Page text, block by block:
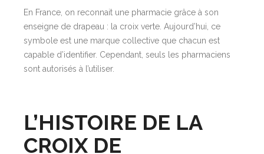
En France, on reconnait une pharmacie grâce à son
enseigne de drapeau : la croix verte. Aujourd’hui, ce
symbole est une marque collective que chacun est
capable d’identifier. Cependant, seuls les pharmaciens
sont autorisés à l’utiliser.
L’HISTOIRE DE LA
CROIX DE